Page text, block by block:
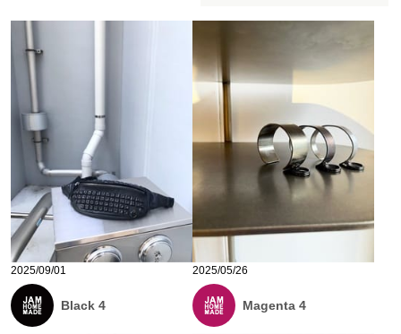
2025/09/01
Black 4
2025/05/26
Magenta 4